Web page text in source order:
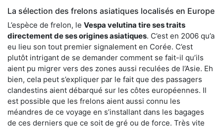
La sélection des frelons asiatiques localisés en Europe
L’espèce de frelon, le Vespa velutina tire ses traits
directement de ses origines asiatiques. C’est en 2006 qu’a
eu lieu son tout premier signalement en Corée. C’est
plutôt intrigant de se demander comment se fait-il qu’ils
aient pu migrer vers des zones aussi reculées de l’Asie. Eh
bien, cela peut s’expliquer par le fait que des passagers
clandestins aient débarqué sur les côtes européennes. Il
est possible que les frelons aient aussi connu les
méandres de ce voyage en s’installant dans les bagages
de ces derniers que ce soit de gré ou de force. Très vite